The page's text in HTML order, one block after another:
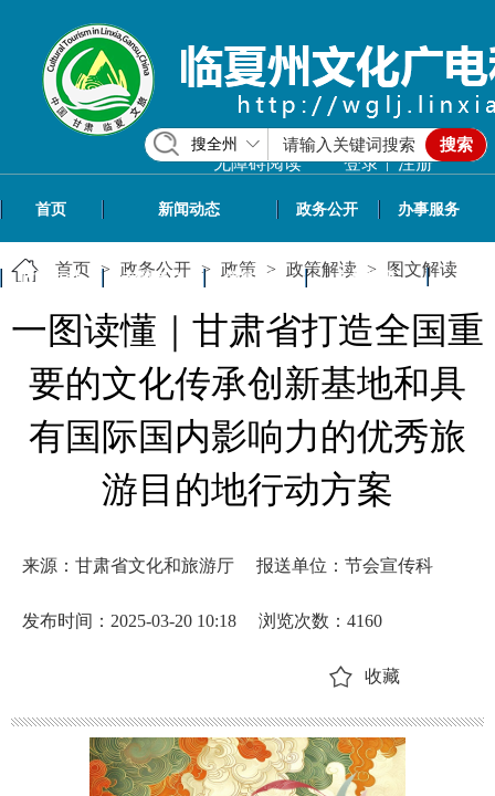
无障碍阅读 登录 | 注册
搜全州 搜索
首页 新闻动态 政务公开 办事服务
政民互动 专题专栏 信息共享 文旅资讯
首页 > 政务公开 > 政策 > 政策解读 > 图文解读
一图读懂｜甘肃省打造全国重
要的文化传承创新基地和具
有国际国内影响力的优秀旅
游目的地行动方案
来源：甘肃省文化和旅游厅 报送单位：节会宣传科
发布时间：2025-03-20 10:18 浏览次数： 4160
收藏